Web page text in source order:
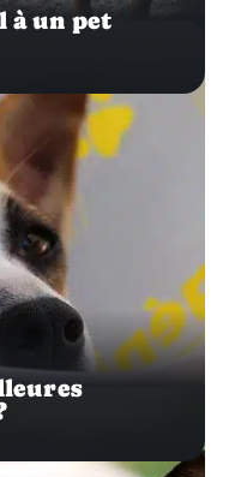
à un pet